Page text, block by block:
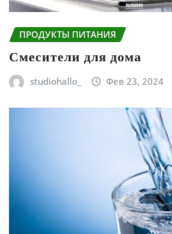
ПРОДУКТЫ ПИТАНИЯ
Смесители для дома
studiohallo_ Фев 23, 2024